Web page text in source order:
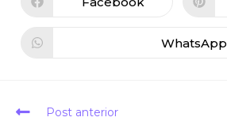
WhatsApp
Post anterior